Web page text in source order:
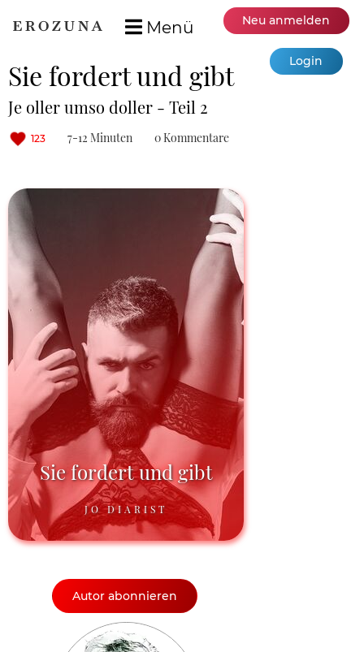
Menü Neu anmelden
Login
Sie fordert und gibt
Je oller umso doller - Teil 2
123 7-12 Minuten 0 Kommentare
Sie fordert und gibt
JO DIARIST
Autor abonnieren